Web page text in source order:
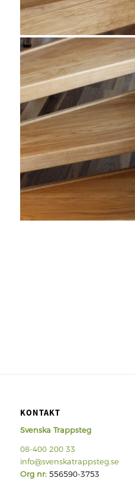
KONTAKT
Svenska Trappsteg
08-400 200 33
info@svenskatrappsteg.se
Org nr:556590-3753